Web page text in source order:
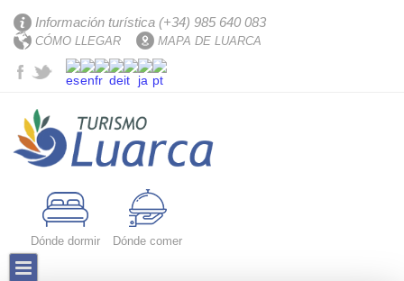
Información turística (+34) 985 640 083
CÓMO LLEGAR MAPA DE LUARCA
Dónde dormir Dónde comer